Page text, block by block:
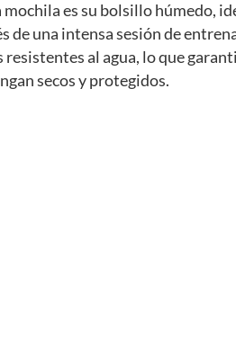
es su bolsillo húmedo,
de una intensa sesión de
al agua, lo que
secos y protegidos.